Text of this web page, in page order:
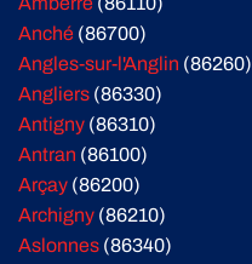
Anché (86700)
Angles-sur-l'Anglin (86260)
Angliers (86330)
Antigny (86310)
Antran (86100)
Arçay (86200)
Archigny (86210)
Aslonnes (86340)